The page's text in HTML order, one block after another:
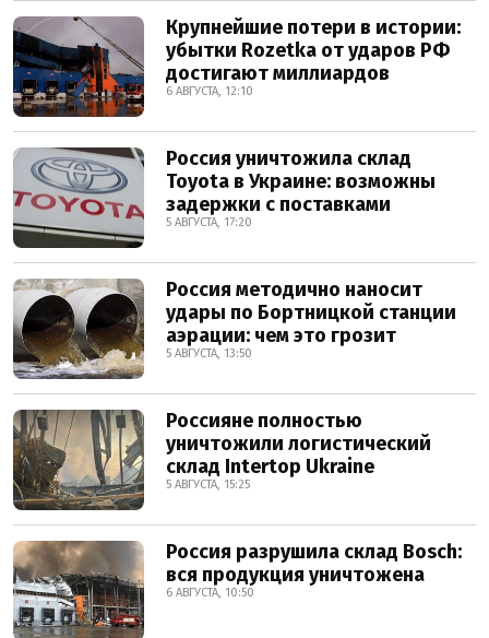
Крупнейшие потери в истории:
убытки Rozetka от ударов РФ
достигают миллиардов
6 АВГУСТА, 12:10
Россия уничтожила склад
Toyota в Украине: возможны
задержки с поставками
5 АВГУСТА, 17:20
Россия методично наносит
удары по Бортницкой станции
аэрации: чем это грозит
5 АВГУСТА, 13:50
Россияне полностью
уничтожили логистический
склад Intertop Ukraine
5 АВГУСТА, 15:25
Россия разрушила склад Bosch:
вся продукция уничтожена
6 АВГУСТА, 10:50